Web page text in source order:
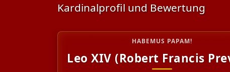
Kardinalprofil und Bewertung
HABEMUS PAPAM!
Leo XIV (Robert Francis